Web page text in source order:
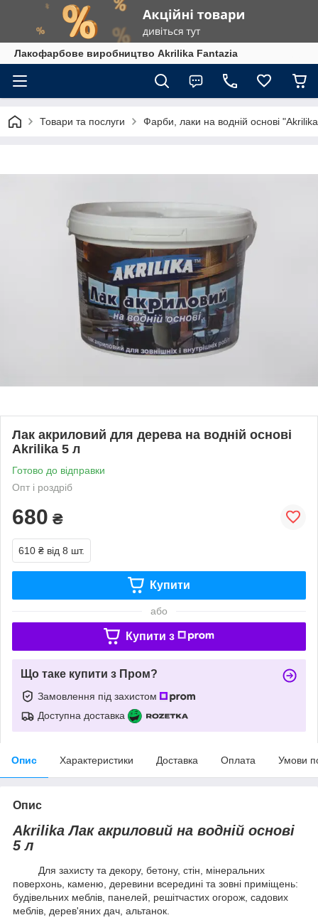
Лакофарбове виробництво Akrilika Fantazia
Товари та послуги Фарби, лаки на водній основі
Лак акриловий для дерева на водній основі
Akrilika 5 л
Готово до відправки
Опт і роздріб
680 ₴
610 ₴ від 8 шт.
Купити
або
Купити з
Що таке купити з Пром?
Замовлення під захистом
Доступна доставка
Опис Характеристики Доставка Оплата Умови
Опис
Akrilika Лак акриловий на водній основі
5 л
Для захисту та декору, бетону, стін, мінеральних
поверхонь, каменю, деревини всередині та зовні приміщень:
будівельних меблів, панелей, решітчастих огорож, садових
меблів, дерев'яних дач, альтанок.